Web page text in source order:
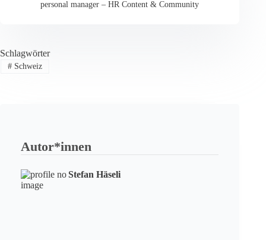
personal manager – HR Content & Community
Schlagwörter
#Schweiz
Autor*innen
Stefan Häseli